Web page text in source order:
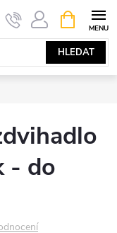
HLEDAT
NÁKUPNÍ
KOŠÍK
- do